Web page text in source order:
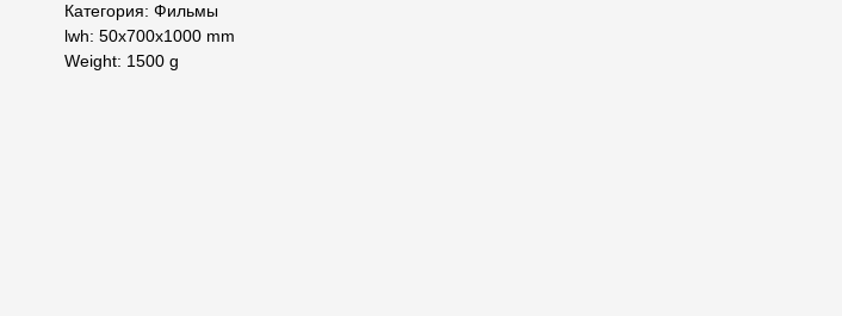
Категория: Фильмы
lwh: 50x700x1000 mm
Weight: 1500 g